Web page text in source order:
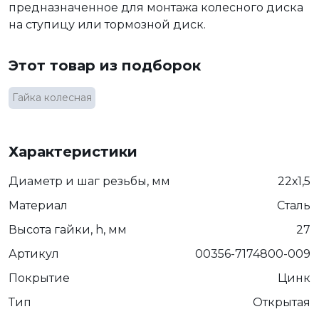
предназначенное для монтажа колесного диска
на ступицу или тормозной диск.
Этот товар из подборок
Гайка колесная
Характеристики
Диаметр и шаг резьбы, мм
22х1,5
Материал
Сталь
Высота гайки, h, мм
27
Артикул
00356-7174800-009
Покрытие
Цинк
Тип
Открытая